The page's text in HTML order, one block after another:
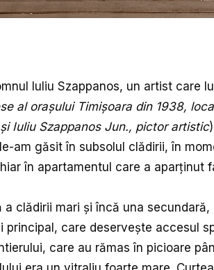
Iuliu Szappanos, un artist care
al orașului Timișoara din 1938,
Iuliu Szappanos Jun., pictor artistic
am găsit în subsolul clădirii, în
în apartamentul care a aparținut
clădirii mari și încă una secundară,
principal, care deservește accesul
care au rămas în picioare